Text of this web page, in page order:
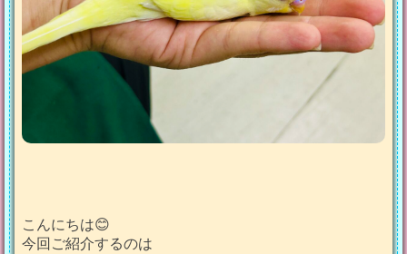
こんにちは😊
今回ご紹介するのは